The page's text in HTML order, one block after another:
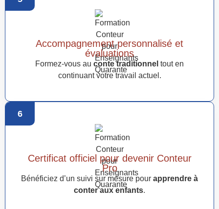
Accompagnement personnalisé et
évaluations
Formez-vous au conte traditionnel tout en
continuant votre travail actuel.
6
Certificat officiel pour devenir Conteur
Pro
Bénéficiez d’un suivi sur mesure pour apprendre à
conter aux enfants.